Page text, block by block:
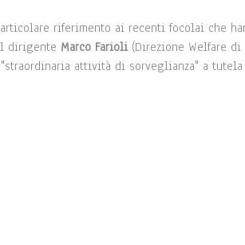
riferimento ai recenti focolai che
dirigente Marco Farioli (Direzione Welfare di
attività di sorveglianza" a